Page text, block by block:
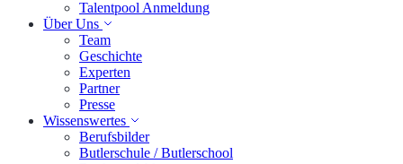
Talentpool Anmeldung
Über Uns
Team
Geschichte
Experten
Partner
Presse
Wissenswertes
Berufsbilder
Butlerschule / Butlerschool